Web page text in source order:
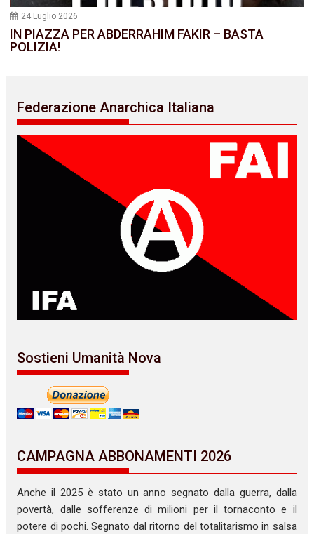
24 Luglio 2026
IN PIAZZA PER ABDERRAHIM FAKIR – BASTA
POLIZIA!
Federazione Anarchica Italiana
Sostieni Umanità Nova
CAMPAGNA ABBONAMENTI 2026
Anche il 2025 è stato un anno segnato dalla guerra, dalla
povertà, dalle sofferenze di milioni per il tornaconto e il
potere di pochi. Segnato dal ritorno del totalitarismo in salsa